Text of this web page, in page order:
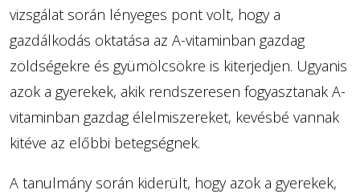
vizsgálat során lényeges pont volt, hogy a
gazdálkodás oktatása az A-vitaminban gazdag
zöldségekre és gyümölcsökre is kiterjedjen. Ugyanis
azok a gyerekek, akik rendszeresen fogyasztanak A-
vitaminban gazdag élelmiszereket, kevésbé vannak
kitéve az előbbi betegségnek.
A tanulmány során kiderült, hogy azok a gyerekek,